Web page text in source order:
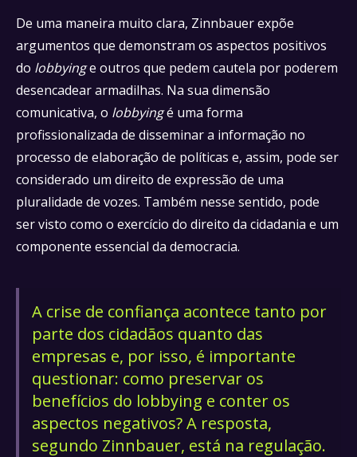
De uma maneira muito clara, Zinnbauer expõe
argumentos que demonstram os aspectos positivos
do lobbyinge outros que pedem cautela por poderem
desencadear armadilhas. Na sua dimensão
comunicativa, o lobbyingé uma forma
profissionalizada de disseminar a informação no
processo de elaboração de políticas e, assim, pode ser
considerado um direito de expressão de uma
pluralidade de vozes. Também nesse sentido, pode
ser visto como o exercício do direito da cidadania e um
componente essencial da democracia.
A crise de confiança acontece tanto por
parte dos cidadãos quanto das
empresas e, por isso, é importante
questionar: como preservar os
benefícios do lobbying e conter os
aspectos negativos? A resposta,
segundo Zinnbauer, está na regulação.